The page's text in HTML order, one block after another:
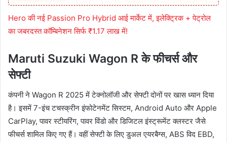
Hero की नई Passion Pro Hybrid आई मार्केट में, इलेक्ट्रिक + पेट्रोल
का जबरदस्त कॉम्बिनेशन सिर्फ ₹1.17 लाख में!
Maruti Suzuki Wagon R के फीचर्स और
सेफ्टी
कंपनी ने Wagon R 2025 में टेक्नोलॉजी और सेफ्टी दोनों पर खास ध्यान दिया
है। इसमें 7-इंच टचस्क्रीन इंफोटेनमेंट सिस्टम, Android Auto और Apple
CarPlay, पावर स्टीयरिंग, पावर विंडो और डिजिटल इंस्ट्रूमेंट क्लस्टर जैसे
फीचर्स शामिल किए गए हैं। वहीं सेफ्टी के लिए डुअल एयरबैग्स, ABS विद EBD,